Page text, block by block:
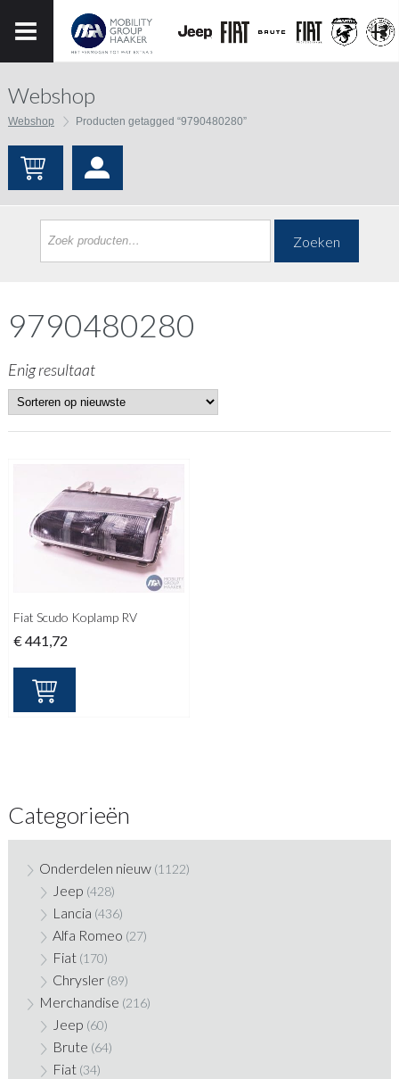
Webshop
Webshop Producten getagged “9790480280”
Zoeken
9790480280
Enig resultaat
Fiat Scudo Koplamp RV
€441,72
Categorieën
Onderdelen nieuw (1122)
Jeep (428)
Lancia (436)
Alfa Romeo (27)
Fiat (170)
Chrysler (89)
Merchandise (216)
Jeep (60)
Brute (64)
Fiat (34)